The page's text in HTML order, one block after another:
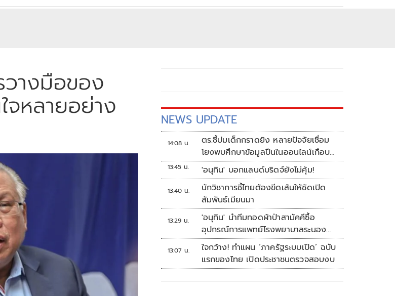
างมือของ
หลายอย่าง NEWS UPDATE
14:08 น.
ตร.ชี้ปมเด็กกราดยิง หลายปัจจัยเชื่อม
โยงพบศึกษาข้อมูลปืนในออนไลน์เกือบ
2 ปี
13:45 น. 'อนุทิน' บอกแลนด์บริดจ์ยังไม่คุ้ม!
13:40 น.
นักวิชาการชี้ไทยต้องขีดเส้นให้ชัดเปิด
สัมพันธ์เมียนมา
13:29 น.
'อนุทิน' นำทีมทอดผ้าป่าสามัคคีซื้อ
อุปกรณ์การแพทย์โรงพยาบาลระนอง
ยอดเงินทำบุญ 20 ล้านบาท
13:07 น.
ใจกว้าง! ทำแผน ‘ภาครัฐระบบเปิด’ ฉบับ
แรกของไทย เปิดประชาชนตรวจสอบงบ